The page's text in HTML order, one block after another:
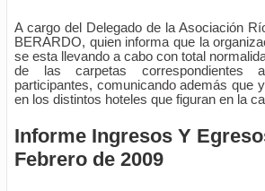
A cargo del Delegado de la Asociación
BERARDO, quien informa que la
se esta llevando a cabo con total
de las carpetas correspondientes
participantes, comunicando además que
en los distintos hoteles que figuran en la
Informe Ingresos Y
Febrero de 2009